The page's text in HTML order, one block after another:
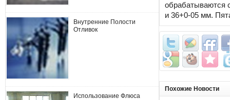
Внутренние Полости
Отливок
Использование Флюса
обрабатываются
и 36+0-05 мм.
Похожие Новости